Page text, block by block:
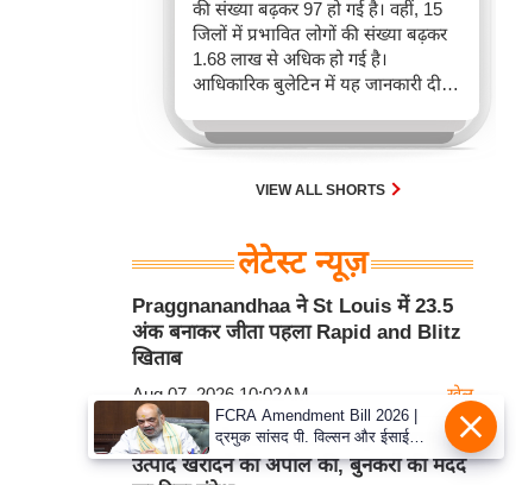
की संख्या बढ़कर 97 हो गई है। वहीं, 15
जिलों में प्रभावित लोगों की संख्या बढ़कर
1.68 लाख से अधिक हो गई है।
आधिकारिक बुलेटिन में यह जानकारी दी
VIEW ALL SHORTS
लेटेस्ट न्यूज़
Praggnanandhaa ने St Louis में 23.5
अंक बनाकर जीता पहला Rapid and Blitz
खिताब
Aug 07, 2026 10:02AM खेल
PM Modi ने Handloom Day पर हथकरघा
उत्पाद खरीदने की अपील की, बुनकरों की मदद
FCRA Amendment Bill 2026 |
द्रमुक सांसद पी. विल्सन और ईसाई
नेताओं ने गृह मंत्री अमित शाह से की
मुलाकात, कानून वापस लेने की मांग